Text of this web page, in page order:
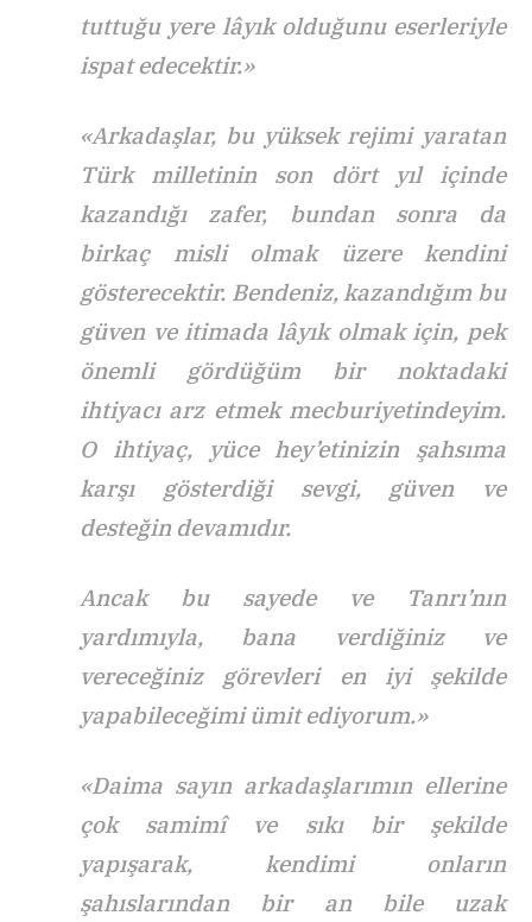
tuttuğu yere lâyık olduğunu eserleriyle
ispat edecektir.»
«Arkadaşlar, bu yüksek rejimi yaratan
Türk milletinin son dört yıl içinde
kazandığı zafer, bundan sonra da
birkaç misli olmak üzere kendini
gösterecektir. Bendeniz, kazandığım bu
güven ve itimada lâyık olmak için, pek
önemli gördüğüm bir noktadaki
ihtiyacı arz etmek mecburiyetindeyim.
O ihtiyaç, yüce hey’etinizin şahsıma
karşı gösterdiği sevgi, güven ve
desteğin devamıdır.
Ancak bu sayede ve Tanrı’nın
yardımıyla, bana verdiğiniz ve
vereceğiniz görevleri en iyi şekilde
yapabileceğimi ümit ediyorum.»
«Daima sayın arkadaşlarımın ellerine
çok samimî ve sıkı bir şekilde
yapışarak, kendimi onların
şahıslarından bir an bile uzak